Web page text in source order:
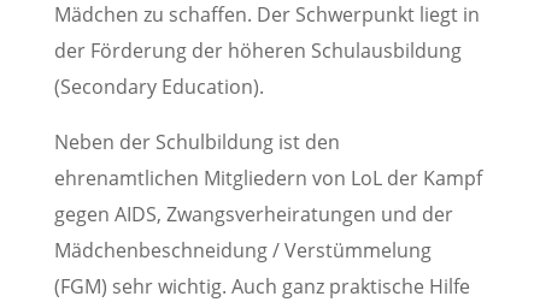
Mädchen zu schaffen. Der Schwerpunkt liegt in
der Förderung der höheren Schulausbildung
(Secondary Education).
Neben der Schulbildung ist den
ehrenamtlichen Mitgliedern von LoL der Kampf
gegen AIDS, Zwangsverheiratungen und der
Mädchenbeschneidung / Verstümmelung
(FGM) sehr wichtig. Auch ganz praktische Hilfe